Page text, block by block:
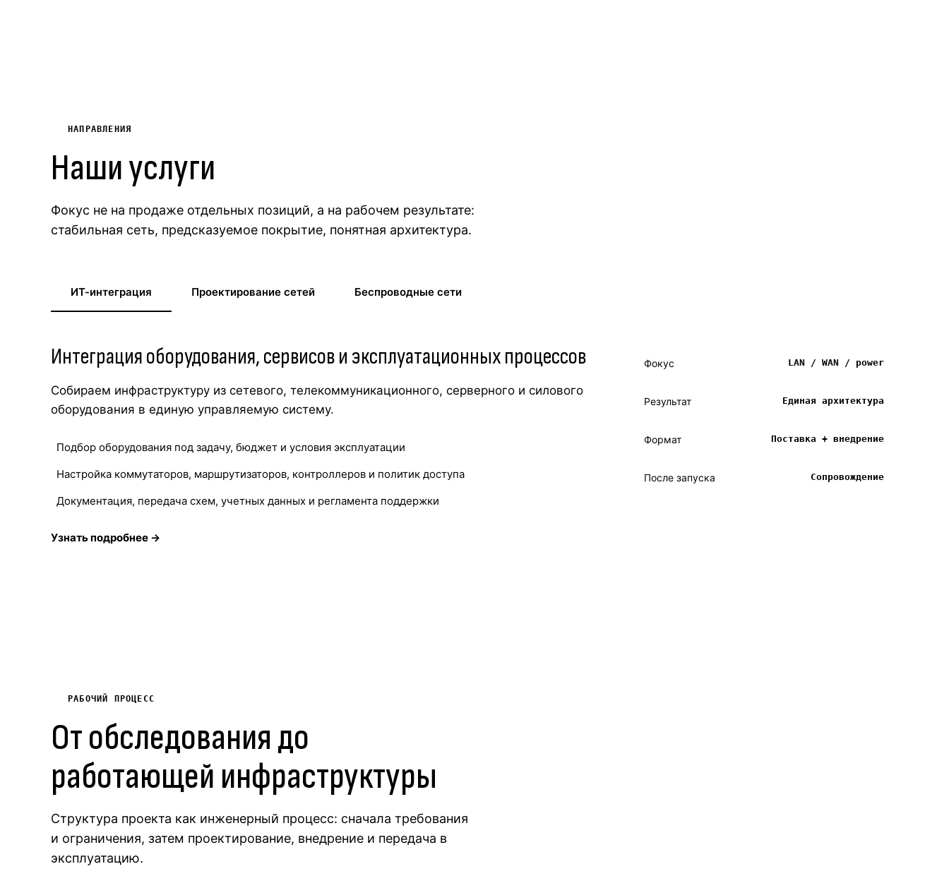
НАПРАВЛЕНИЯ
Наши услуги
Фокус не на продаже отдельных позиций, а на рабочем результате:
стабильная сеть, предсказуемое покрытие, понятная архитектура.
ИТ-интеграция Проектирование сетей Беспроводные сети
Интеграция оборудования, сервисов и эксплуатационных процессов
Собираем инфраструктуру из сетевого, телекоммуникационного, серверного и силового
оборудования в единую управляемую систему.
Подбор оборудования под задачу, бюджет и условия эксплуатации
Настройка коммутаторов, маршрутизаторов, контроллеров и политик доступа
Документация, передача схем, учетных данных и регламента поддержки
Узнать подробнее →
Фокус LAN / WAN / power
Результат Единая архитектура
Формат Поставка + внедрение
После запуска Сопровождение
РАБОЧИЙ ПРОЦЕСС
От обследования до
работающей инфраструктуры
Структура проекта как инженерный процесс: сначала требования
и ограничения, затем проектирование, внедрение и передача в
эксплуатацию.